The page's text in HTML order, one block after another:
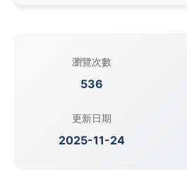
瀏覽次數
536
更新日期
2025-11-24